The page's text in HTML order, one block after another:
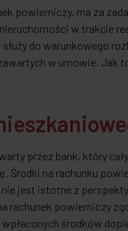
powierniczy, ma za
w trakcie
do warunkowego
w umowie. Jak
przez bank, który
Środki na rachunku
jest istotne z
rachunek powierniczy
środków